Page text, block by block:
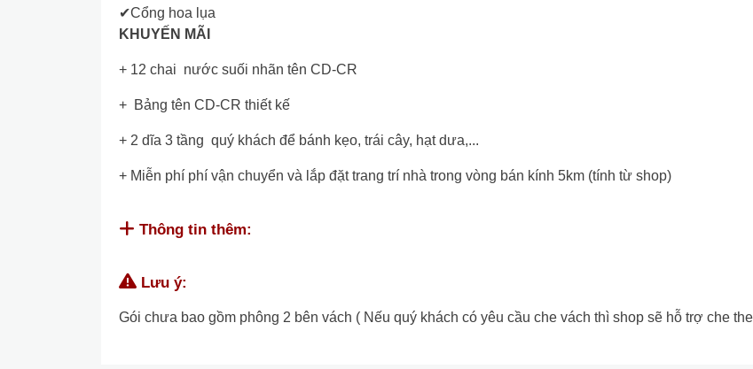
✔Cổng hoa lụa
KHUYẾN MÃI
+ 12 chai nước suối nhãn tên CD-CR
+ Bảng tên CD-CR thiết kế
+ 2 dĩa 3 tầng quý khách để bánh kẹo, trái cây, hạt dưa,...
+ Miễn phí phí vận chuyển và lắp đặt trang trí nhà trong vòng bán kính 5km (tính từ shop)
Thông tin thêm:
Lưu ý:
Gói chưa bao gồm phông 2 bên vách ( Nếu quý khách có yêu cầu che vách thì shop sẽ hỗ trợ che